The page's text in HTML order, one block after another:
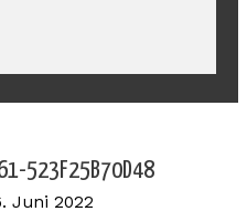
523F25B70D48
Juni 2022